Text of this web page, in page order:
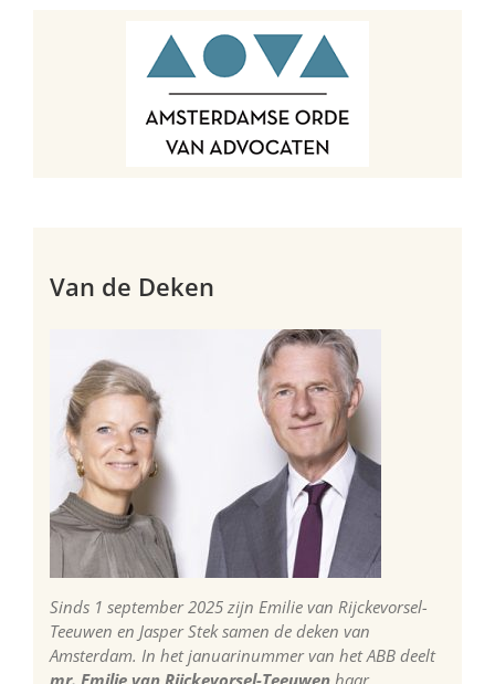
Van de Deken
Sinds 1 september 2025 zijn Emilie van Rijckevorsel-
Teeuwen en Jasper Stek samen de deken van
Amsterdam. In het januarinummer van het ABB deelt
mr. Emilie van Rijckevorsel-Teeuwen haar